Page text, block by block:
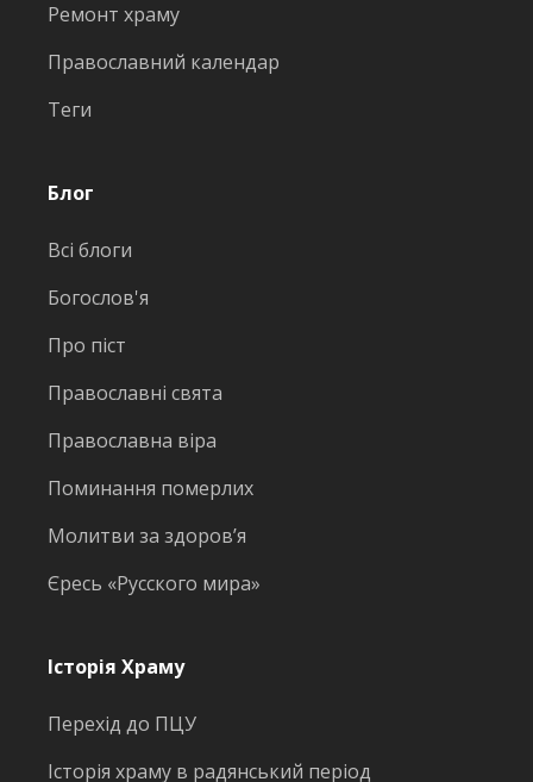
Ремонт храму
Православний календар
Теги
Блог
Всі блоги
Богослов'я
Про піст
Православні свята
Православна віра
Поминання померлих
Молитви за здоров’я
Єресь «Русского мира»
Історія Храму
Перехід до ПЦУ
Історія храму в радянський період